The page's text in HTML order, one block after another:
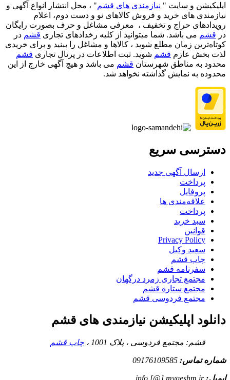
اپلیکیشن و سایت " نیازمندی های قشم" ، محل انتشار انواع آگهی و
نیازمندی های خرید و فروش کالاهای نو و دست‌ دوم، اعلام
رویدادهای حراج و تخفیف ، معرفی مشاغل و حرف بصورت رایگان
در قشم می باشد. شما میتوانید از کلیه رخدادهای تجاری قشم در
کوتاه‌ترین زمان مطلع شوید ، کالاها و مشاغل را ببنید و برای خریدی
لذت بخش عازم قشم شوید. ثبت اطلاعات در پرتال تجاری قشم
محدود به مناطق شهرستان قشم می باشد و هیچ آگهی خارج از این
محدوده به نمایش گذاشته نخواهد شد.
دسترسی سریع
ارسال آگهی جدید
پرداخت
پروفایل
علاقه‌مندی ها
پرداخت
سبد خرید
قوانین
Privacy Policy
سعید وکیل
چاپ قشم
سفرنامه قشم
مجتمع تجاری زمرد درگهان
مجتمع ستاره قشم
مجتمع فردوسی قشم
دانلود اپلیکیشن نیازمندی های قشم
قشم: مجتمع فردوسی ، پلاک 1001 ، چاپ قشم
شماره تماس: 09176109585